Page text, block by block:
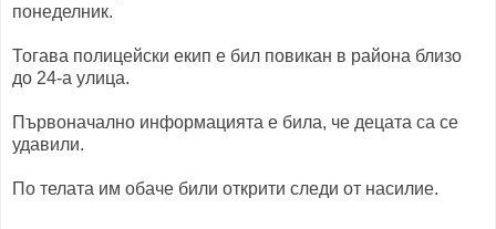
понеделник.
Тогава полицейски екип е бил повикан в района близо
до 24-а улица.
Първоначално информацията е била, че децата са се
удавили.
По телата им обаче били открити следи от насилие.